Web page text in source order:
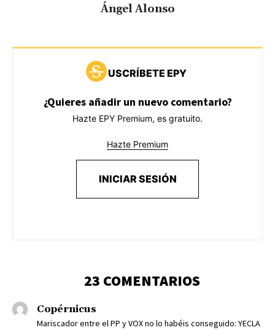
Ángel Alonso
USCRÍBETE EPY
¿Quieres añadir un nuevo comentario?
Hazte EPY Premium, es gratuito.
Hazte Premium
INICIAR SESIÓN
23 COMENTARIOS
Copérnicus
Mariscador entre el PP y VOX no lo habéis conseguido: YECLA